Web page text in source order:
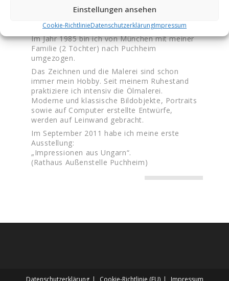
Einstellungen ansehen
Cookie-RichtlinieDatenschutz­erklärungImpressum
In München absolvierte ich (1973) ein
Fachhochschulstudium zum Dipl. Ing. für
Nachrichtentechnik.
Im Jahr 1985 bin ich von München mit meiner
Familie (2 Töchter) nach Puchheim
umgezogen.
Das Zeichnen und die Malerei sind schon
immer mein Hobby. Seit meinem Ruhestand
praktiziere ich intensiv die Ölmalerei.
Moderne und klassische Bildobjekte, Portraits
sowie auf Computer erstellte Entwürfe,
werden auf Leinwand gebracht.
Im September 2011 habe ich meine erste
Ausstellung:
„Impressionen aus Ungarn“.
(Rathaus Außenstelle Puchheim)
Datenschutz­erklärung Cookie-Richtlinie (EU) Impressum